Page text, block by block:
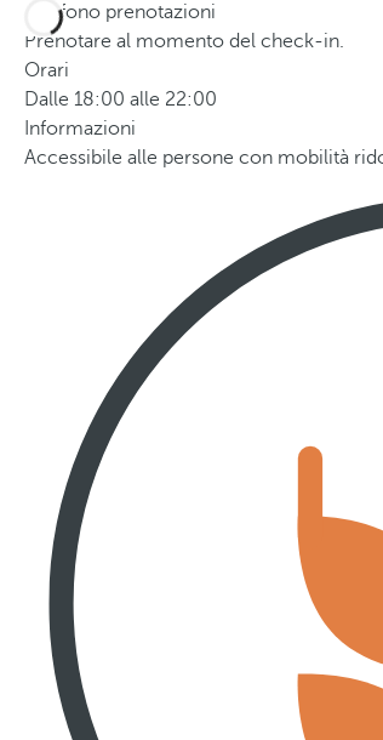
Telefono prenotazioni
Prenotare al momento del check-in.
Orari
Dalle 18:00 alle 22:00
Informazioni
Accessibile alle persone con mobilità